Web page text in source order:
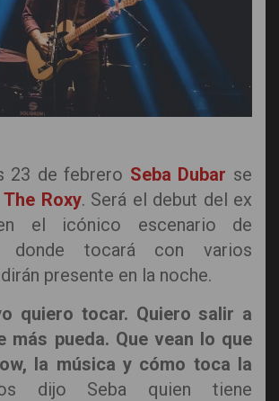
23 de febrero Seba Dubar se
The Roxy. Será el debut del ex
el icónico escenario de
donde tocará con varios
presente en la noche.
quiero tocar. Quiero salir a
más pueda. Que vean lo que
la música y cómo toca la
dijo Seba quien tiene